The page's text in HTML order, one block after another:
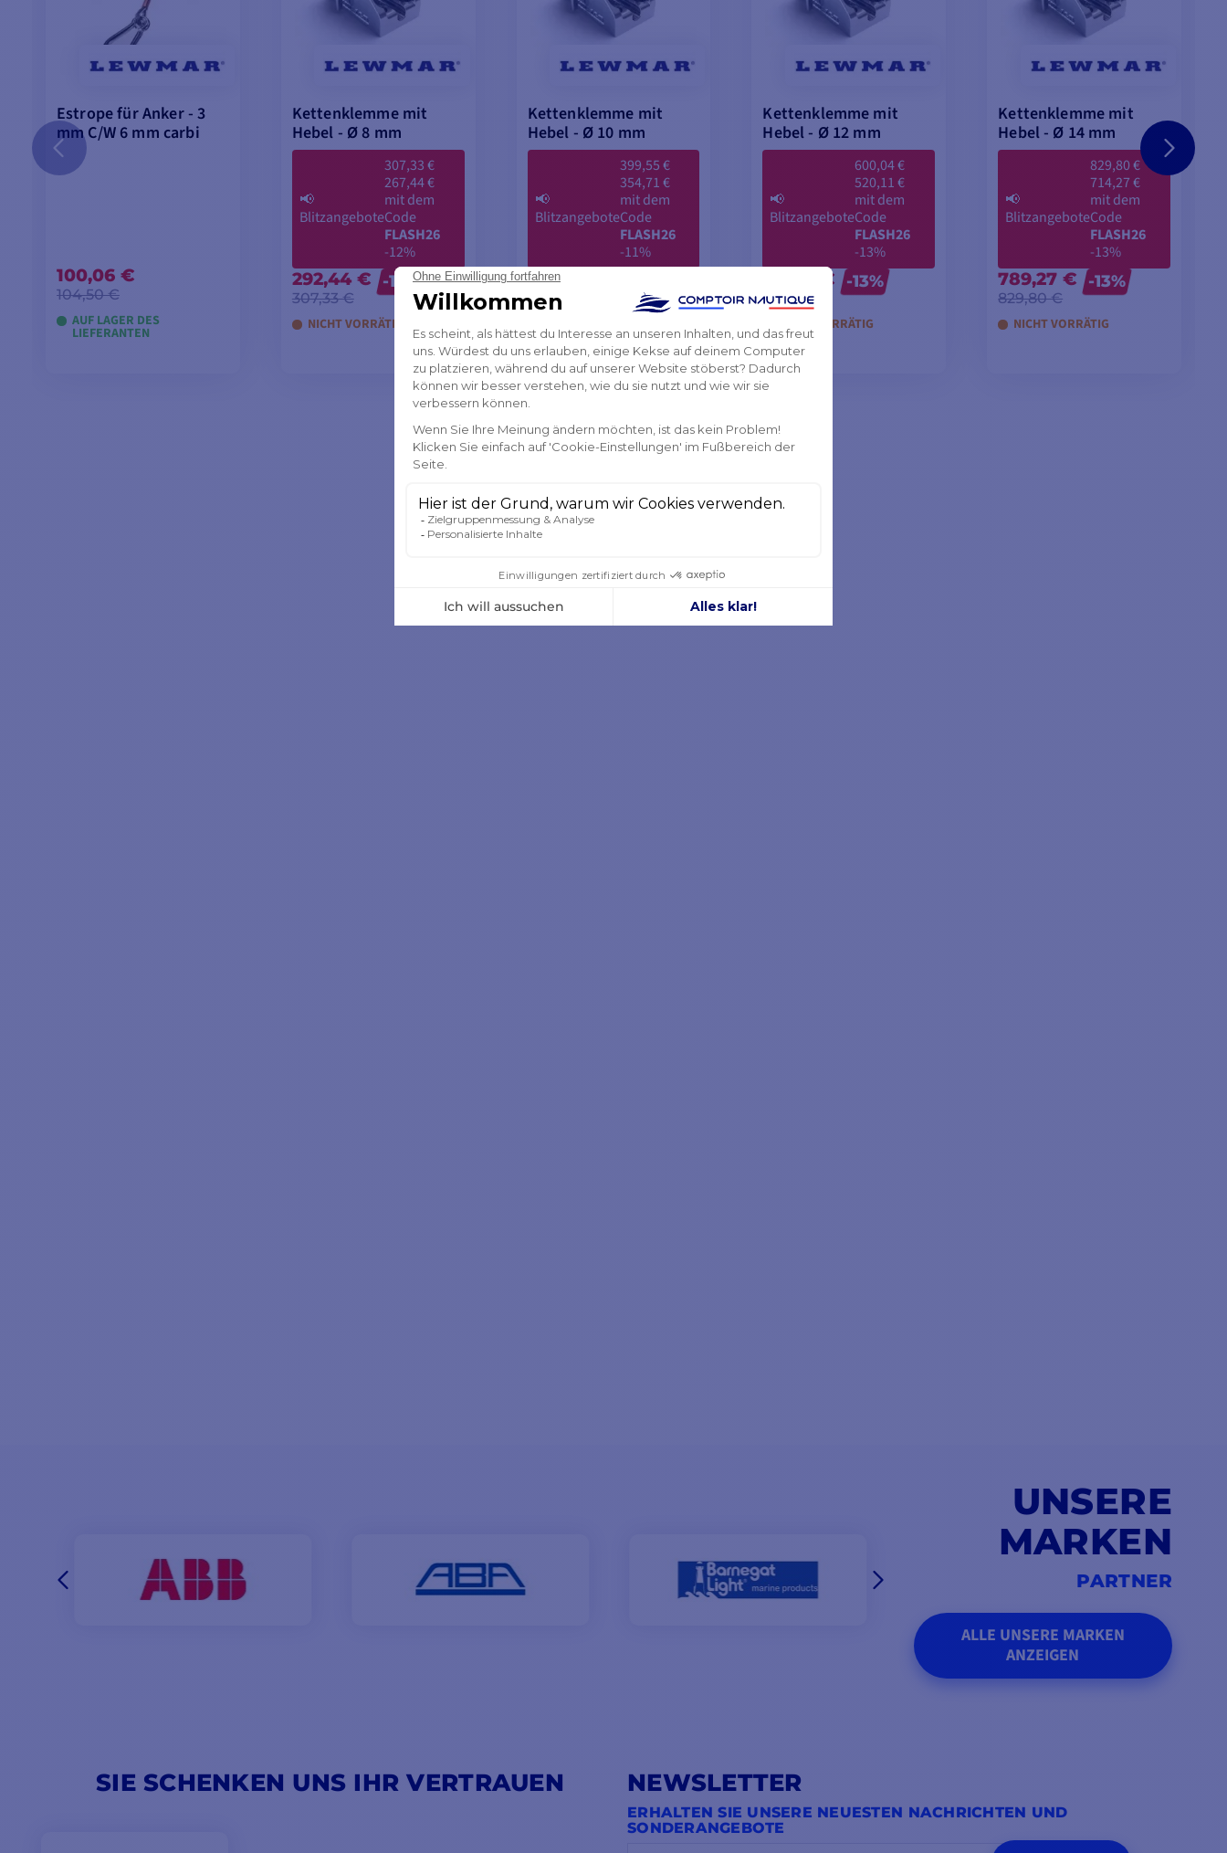
Estrope für Anker - 3
mm C/W 6 mm carbi
100,06 €
104,50 €
AUF LAGER DES
LIEFERANTEN
Kettenklemme mit
Hebel - Ø 8 mm
📢
Blitzangebote
307,33 €
267,44 €
mit dem
Code
FLASH26
-12%
292,44 €
307,33 €
-12%
NICHT VORRÄTIG
IN DEN WARENKORB
Kettenklemme mit
Hebel - Ø 10 mm
📢
Blitzangebote
399,55 €
354,71 €
mit dem
Code
FLASH26
-11%
379,71 €
399,55 €
NICHT VORRÄTIG
LEGEN
Kettenklemme mit
Hebel - Ø 12 mm
📢
Blitzangebote
600,04 €
520,11 €
mit dem
Code
FLASH26
-13%
570,11 €
600,04 €
-13%
NICHT VORRÄTIG
Kettenklemme mit
Hebel - Ø 14 mm
📢
Blitzangebote
829,80 €
714,27 €
mit dem
Code
FLASH26
-13%
789,27 €
829,80 €
-13%
NICHT VORRÄTIG
UNSERE
MARKEN
PARTNER
ALLE UNSERE MARKEN
ANZEIGEN
SIE SCHENKEN UNS IHR VERTRAUEN NEWSLETTER
ERHALTEN SIE UNSERE NEUESTEN NACHRICHTEN UND
SONDERANGEBOTE